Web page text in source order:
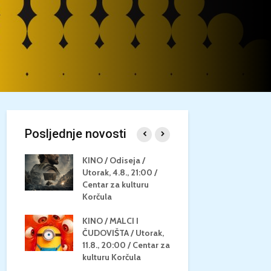
Posljednje novosti
KINO / Odiseja /
Utorak, 4.8., 21:00 /
Centar za kulturu
Korčula
KINO / MALCI I
ČUDOVIŠTA / Utorak,
11.8., 20:00 / Centar za
kulturu Korčula